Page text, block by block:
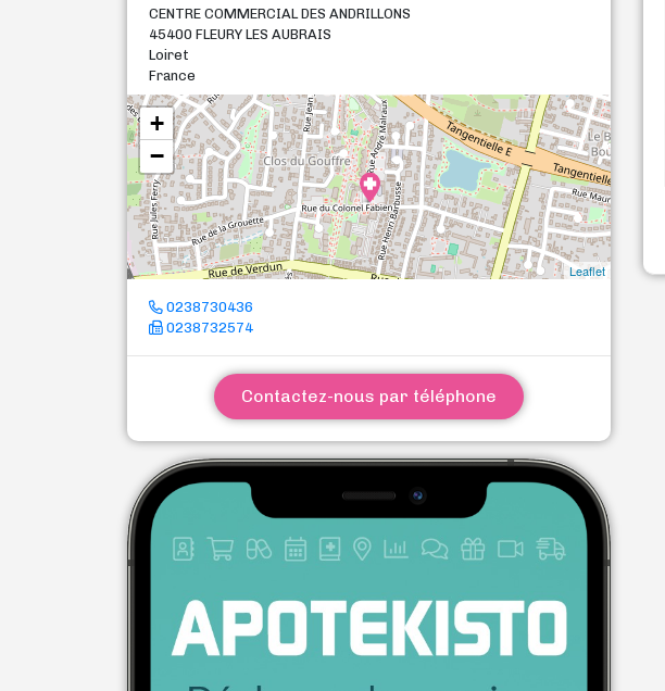
CENTRE COMMERCIAL DES ANDRILLONS
45400 FLEURY LES AUBRAIS
Loiret
France
+
−
Leaflet
0238730436
0238732574
Contactez-nous par téléphone